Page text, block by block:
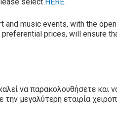
and music events, with the
prices, will ensure
να παρακολουθήσετε και
την μεγαλύτερη εταιρία